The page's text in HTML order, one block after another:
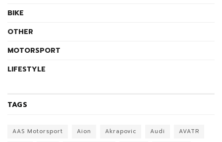
BIKE
OTHER
MOTORSPORT
LIFESTYLE
TAGS
AAS Motorsport Aion Akrapovic Audi
AVATR